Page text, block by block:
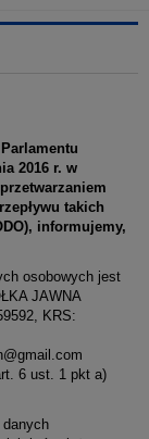
2016 r. w
takich
informujemy,
osobowych jest
JAWNA
KRS:
6 ust. 1 pkt a)